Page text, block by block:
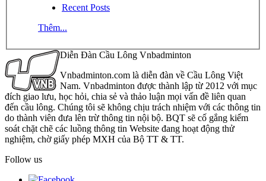
Recent Posts
Thêm...
Diễn Đàn Cầu Lông Vnbadminton
Vnbadminton.com là diễn đàn về Cầu Lông Việt
Nam. Vnbadminton được thành lập từ 2012 với mục
đích giao lưu, học hỏi, chia sẻ và thảo luận mọi vấn đề liên quan
đến cầu lông. Chúng tôi sẽ không chịu trách nhiệm với các thông tin
do thành viên đưa lên trừ thông tin nội bộ. BQT sẽ cố gắng kiểm
soát chặt chẽ các luồng thông tin Website đang hoạt động thử
nghiệm, chờ giấy phép MXH của Bộ TT & TT.
Follow us